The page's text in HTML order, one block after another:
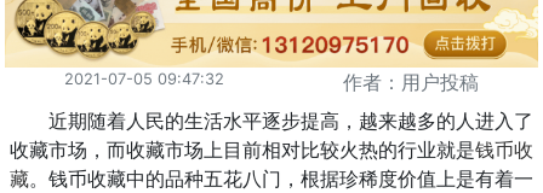
2021-07-05 09:47:32
作者：用户投稿
近期随着人民的生活水平逐步提高，越来越多的人进入了
收藏市场，而收藏市场上目前相对比较火热的行业就是钱币收
藏。钱币收藏中的品种五花八门，根据珍稀度价值上是有着一